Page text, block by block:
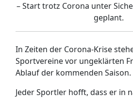
– Start trotz Corona unter
geplant.
In Zeiten der Corona-Krise
Sportvereine vor ungeklärten
Ablauf der kommenden Saison.
Jeder Sportler hofft, dass er in